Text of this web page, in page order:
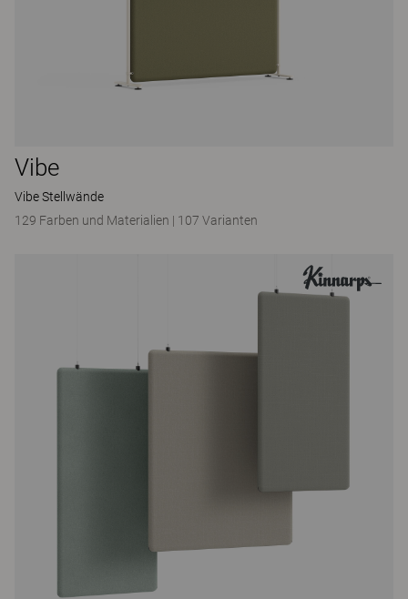
Vibe
Vibe Stellwände
129 Farben und Materialien | 107 Varianten